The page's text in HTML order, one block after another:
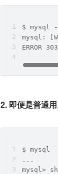
$ mysql
mysql:
ERROR
2. 即便是普通
$ mysql -
...
mysql>